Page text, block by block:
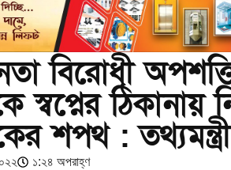
বিরোধী
স্বপ্নের ঠিকানায়
শপথ : তথ্যমন্ত্রী
১:২৪ অপরাহ্ণ